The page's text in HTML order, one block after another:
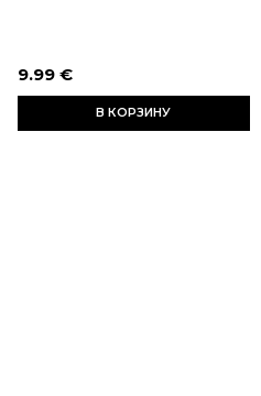
9.99 €
В КОРЗИНУ